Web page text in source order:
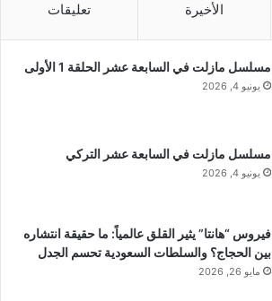
الأخيرة تعليقات
مسلسل مازلت في السابعة عشر الحلقة 1 الأولى
يونيو 4, 2026
مسلسل مازلت في السابعة عشر التركي
يونيو 4, 2026
فيروس “هانتا” يثير القلق عالمياً: ما حقيقة انتشاره
بين الحجاج؟ والسلطات السعودية تحسم الجدل
مايو 26, 2026